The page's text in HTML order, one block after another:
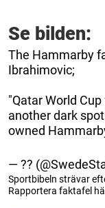
Se bilden:
The Hammarby
Ibrahimovic;
"Qatar World
another dark
owned
— ??
Sportbibeln strävar
Rapportera faktafel